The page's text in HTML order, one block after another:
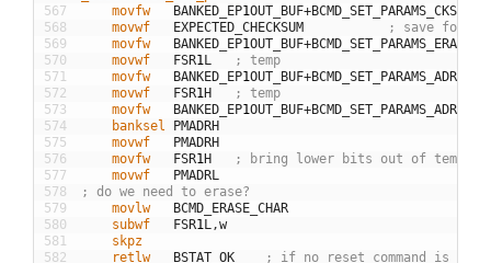
567
568
569
570
571
572
573
574
575
576
577
578
579
580
581
582
	movfw
BANKED EP1OUT BUF+BCMD SET PARAMS CKSUM
	movwf
EXPECTED CHECKSUM
; save for
	movfw
BANKED EP1OUT BUF+BCMD SET PARAMS
ERASE
	movwf
FSR1L
; temp
	movfw
BANKED EP1OUT BUF+BCMD SET PARAMS ADRL
	movwf
FSR1H
; temp
	movfw
BANKED EP1OUT BUF+BCMD SET PARAMS ADRH
	banksel
PMADRH
	movwf
PMADRH
	movfw
FSR1H
; bring lower bits out of temp
	movwf
PMADRL
; do we need to erase?
	movlw
BCMD ERASE CHAR
	subwf
FSR1L,w
	skpz
	retlw
BSTAT OK ; if no reset command is